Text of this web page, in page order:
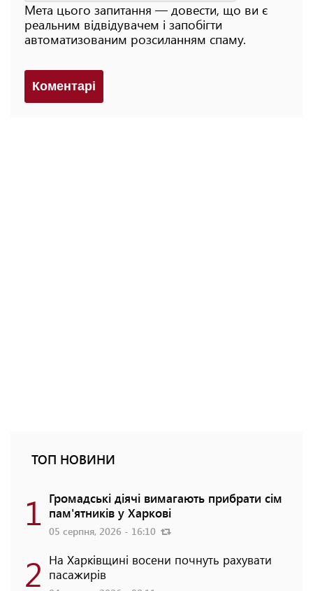
Мета цього запитання — довести, що ви є
реальним відвідувачем і запобігти
автоматизованим розсиланням спаму.
Коментарi
ТОП НОВИНИ
1 Громадські діячі вимагають прибрати сім
пам'ятників у Харкові
05 серпня, 2026 - 16:10
2 На Харківщині восени почнуть рахувати
пасажирів